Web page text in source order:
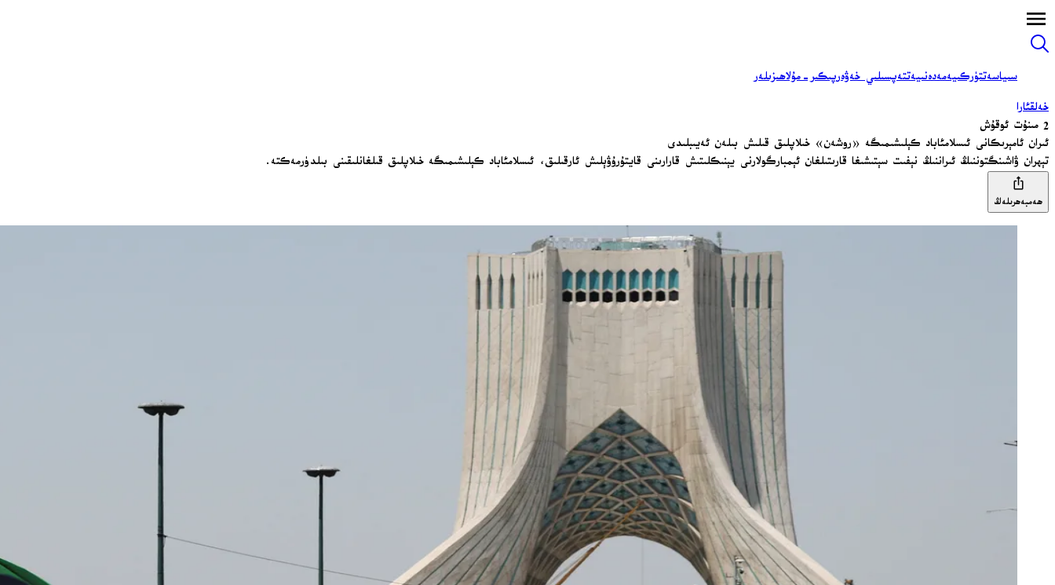
سىياسەتتۈركىيەمەدەنىيەتتەپسىلىي خەۋەرپىكىر-مۇلاھىزىلەر
خەلقئارا
2 مىنۇت ئوقۇش
ئىران ئامېرىكانى ئىسلامئاباد كېلىشىمىگە «روشەن» خىلاپلىق قىلىش بىلەن ئەيىبلىدى
تېھران ۋاشىنگتوننىڭ ئىراننىڭ نېفىت سېتىشىغا قارىتىلغان ئېمبارگولارنى يېنىكلىتىش قارارىنى قايتۇرۇۋېلىش ئارقىلىق، ئىسلامئاباد كېلىشىمىگە خىلاپلىق قىلغانلىقىنى بىلدۈرمەكتە.
ھەمبەھرىلەڭ